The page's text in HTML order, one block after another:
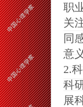
职
关
同
意
2.
科
展